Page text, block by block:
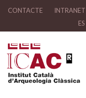
CONTACTE INTRANET
ES